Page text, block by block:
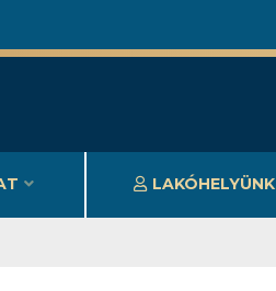
LAKÓHELYÜNK